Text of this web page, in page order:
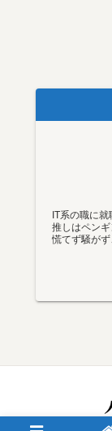
IT系の職に
推しはペンギ
慌てず騒がず